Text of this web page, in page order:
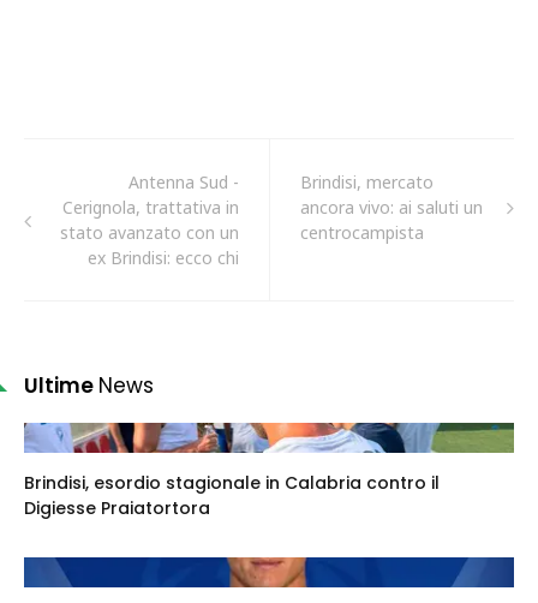
Antenna Sud -
Cerignola, trattativa in
stato avanzato con un
ex Brindisi: ecco chi
Brindisi, mercato
ancora vivo: ai saluti un
centrocampista
Ultime News
Brindisi, esordio stagionale in Calabria contro il
Digiesse Praiatortora